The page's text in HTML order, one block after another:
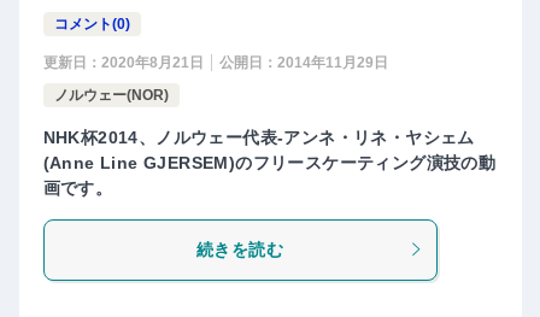
コメント(0)
更新日： 2020年8月21日 公開日： 2014年11月29日
ノルウェー(NOR)
NHK杯2014、ノルウェー代表-アンネ・リネ・ヤシェム
(Anne Line GJERSEM)のフリースケーティング演技の動
画です。
続きを読む